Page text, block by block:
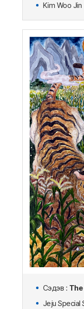
Kim Woo Jin
Сэдэв :
Jeju Special